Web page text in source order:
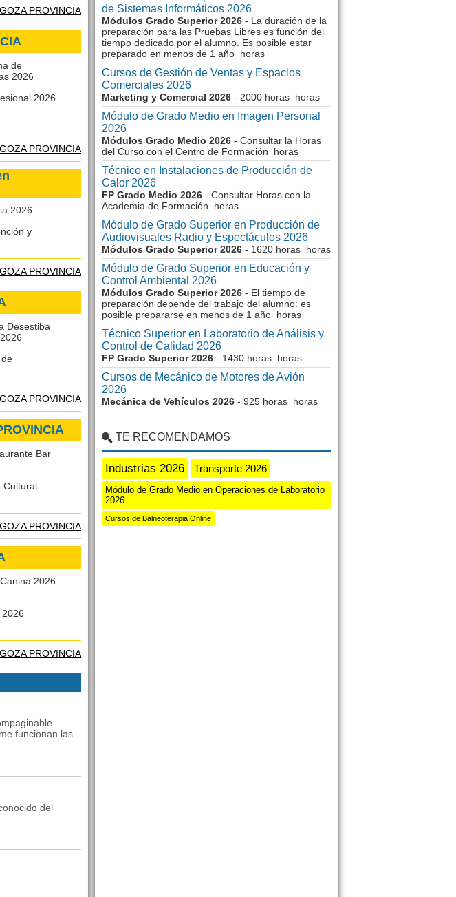
PROVINCIA
de
2026
2026
PROVINCIA
2026
y
PROVINCIA
Desestiba
PROVINCIA
Bar
Cultural
PROVINCIA
2026
PROVINCIA
funcionan las
del
de Sistemas Informáticos 2026
Módulos Grado Superior 2026 - La duración de la
preparación para las Pruebas Libres es función del
tiempo dedicado por el alumno. Es posible estar
preparado en menos de 1 año horas
Cursos de Gestión de Ventas y Espacios
Comerciales 2026
Marketing y Comercial 2026 - 2000 horas horas
Módulo de Grado Medio en Imagen Personal
2026
Módulos Grado Medio 2026 - Consultar la Horas
del Curso con el Centro de Formación horas
Técnico en Instalaciones de Producción de
Calor 2026
FP Grado Medio 2026 - Consultar Horas con la
Academia de Formación horas
Módulo de Grado Superior en Producción de
Audiovisuales Radio y Espectáculos 2026
Módulos Grado Superior 2026 - 1620 horas horas
Módulo de Grado Superior en Educación y
Control Ambiental 2026
Módulos Grado Superior 2026 - El tiempo de
preparación depende del trabajo del alumno: es
posible prepararse en menos de 1 año horas
Técnico Superior en Laboratorio de Análisis y
Control de Calidad 2026
FP Grado Superior 2026 - 1430 horas horas
Cursos de Mecánico de Motores de Avión
2026
Mecánica de Vehículos 2026 - 925 horas horas
TE RECOMENDAMOS
Industrias 2026 Transporte 2026
Módulo de Grado Medio en Operaciones de Laboratorio
2026
Cursos de Balneoterapia Online